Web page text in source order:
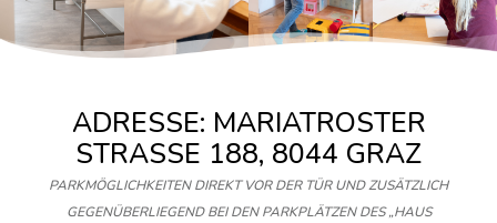
ADRESSE: MARIATROSTER
STRASSE 188, 8044 GRAZ
PARKMÖGLICHKEITEN DIREKT VOR DER TÜR UND ZUSÄTZLICH
GEGENÜBERLIEGEND BEI DEN PARKPLÄTZEN DES „HAUS